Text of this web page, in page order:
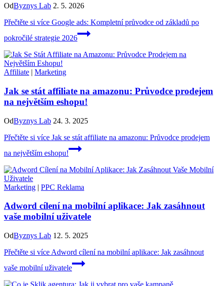
OdByznys Lab 2. 5. 2026
Přečtěte si více Google ads: Kompletní průvodce od základů po
pokročilé strategie 2026
Affiliate | Marketing
Jak se stát affiliate na amazonu: Průvodce prodejem
na největším eshopu!
OdByznys Lab 24. 3. 2025
Přečtěte si více Jak se stát affiliate na amazonu: Průvodce prodejem
na největším eshopu!
Marketing | PPC Reklama
Adword cílení na mobilní aplikace: Jak zasáhnout
vaše mobilní uživatele
OdByznys Lab 12. 5. 2025
Přečtěte si více Adword cílení na mobilní aplikace: Jak zasáhnout
vaše mobilní uživatele